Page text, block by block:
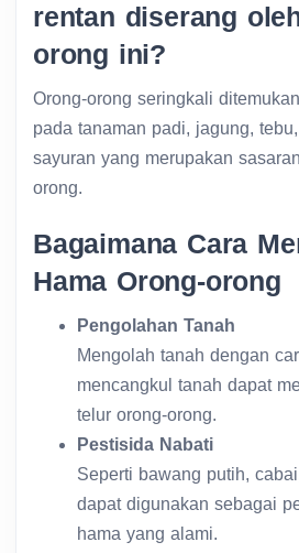
rentan diserang
orong ini?
Orong-orong seringkali
pada tanaman padi, jagung,
sayuran yang merupakan
orong.
Bagaimana Cara
Hama Orong-orong
Pengolahan Tanah
Mengolah tanah dengan
mencangkul tanah dapat
telur orong-orong.
Pestisida Nabati
Seperti bawang putih,
dapat digunakan sebagai
hama yang alami.